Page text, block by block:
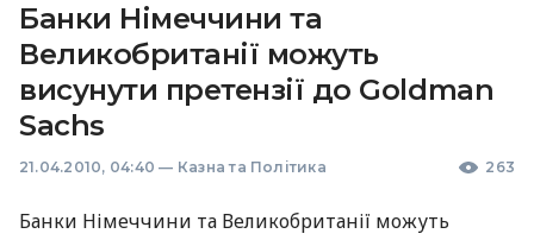
Банки Німеччини та
Великобританії можуть
висунути претензії до Goldman
Sachs
21.04.2010, 04:40 — Казна та Політика 263
Банки Німеччини та Великобританії можуть